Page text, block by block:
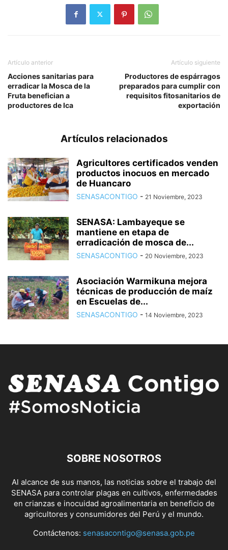
Artículo anterior
Acciones sanitarias para
erradicar la Mosca de la
Fruta benefician a
productores de Ica
Artículo siguiente
Productores de espárragos
preparados para cumplir con
requisitos fitosanitarios de
exportación
Artículos relacionados
Agricultores certificados venden
productos inocuos en mercado
de Huancaro
SENASACONTIGO - 21 Noviembre, 2023
SENASA: Lambayeque se
mantiene en etapa de
erradicación de mosca de...
SENASACONTIGO - 20 Noviembre, 2023
Asociación Warmikuna mejora
técnicas de producción de maíz
en Escuelas de...
SENASACONTIGO - 14 Noviembre, 2023
SOBRE NOSOTROS
Al alcance de sus manos, las noticias sobre el trabajo del
SENASA para controlar plagas en cultivos, enfermedades
en crianzas e inocuidad agroalimentaria en beneficio de
agricultores y consumidores del Perú y el mundo.
Contáctenos: senasacontigo@senasa.gob.pe